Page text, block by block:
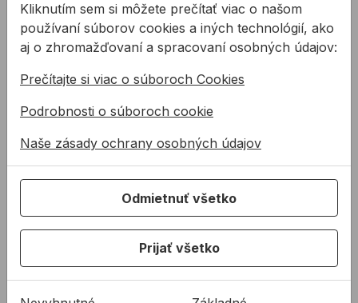
Súvisiace články
Doplnkový
spojovací materiál
Po predošlých dvoch
častiach iste viete aké
skrutky a vruty, matice, či
podložky použiť pri
Kliknutím sem si môžete prečítať viac o našom
používaní súborov cookies a iných technológií, ako
aj o zhromažďovaní a spracovaní osobných údajov:
Prečítajte si viac o súboroch Cookies
Podrobnosti o súboroch cookie
Naše zásady ochrany osobných údajov
Odmietnuť všetko
Prijať všetko